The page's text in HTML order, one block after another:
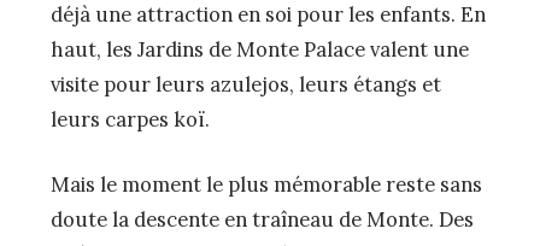
déjà une attraction en soi pour les enfants. En
haut, les Jardins de Monte Palace valent une
visite pour leurs azulejos, leurs étangs et
leurs carpes koï.
Mais le moment le plus mémorable reste sans
doute la descente en traîneau de Monte. Des